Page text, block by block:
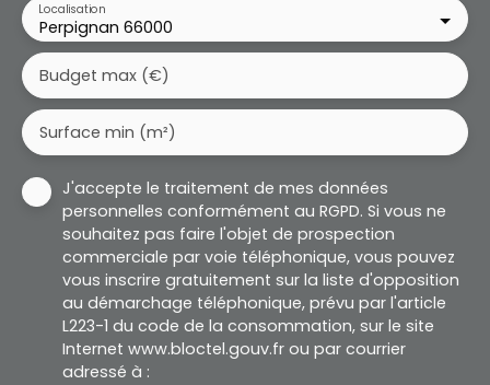
Perpignan 66000
Localisation
Budget max (€)
Surface min (m²)
J'accepte le traitement de mes données
personnelles conformément au RGPD. Si vous ne
souhaitez pas faire l'objet de prospection
commerciale par voie téléphonique, vous pouvez
vous inscrire gratuitement sur la liste d'opposition
au démarchage téléphonique, prévu par l'article
L223-1 du code de la consommation, sur le site
Internet www.bloctel.gouv.fr ou par courrier
adressé à :